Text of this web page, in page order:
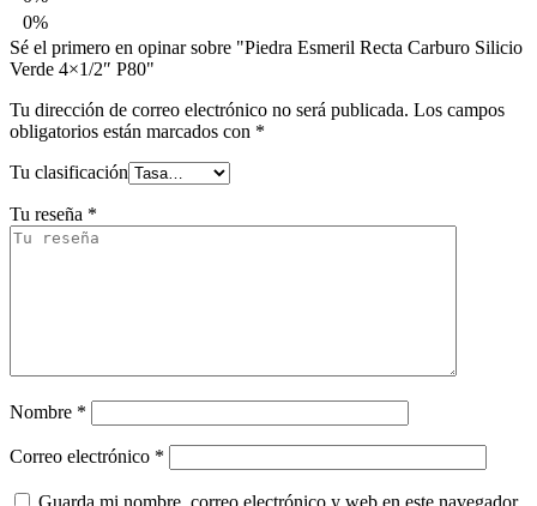
0%
Sé el primero en opinar sobre "Piedra Esmeril Recta Carburo Silicio
Verde 4×1/2″ P80"
Tu dirección de correo electrónico no será publicada. Los campos
obligatorios están marcados con *
Tu clasificación
Tu reseña *
Nombre *
Correo electrónico *
Guarda mi nombre, correo electrónico y web en este navegador